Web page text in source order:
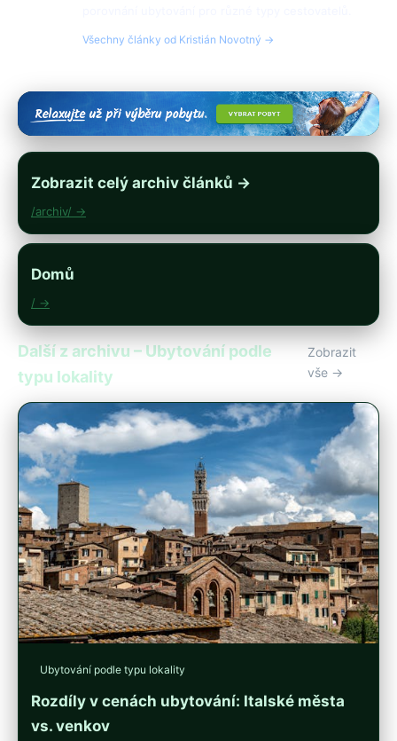
Všechny články od Kristián Novotný →
Zobrazit celý archiv článků →
/archiv/ →
Domů
/ →
Další z archivu – Ubytování podle
typu lokality
Zobrazit
vše →
Ubytování podle typu lokality
Rozdíly v cenách ubytování: Italské města
vs. venkov